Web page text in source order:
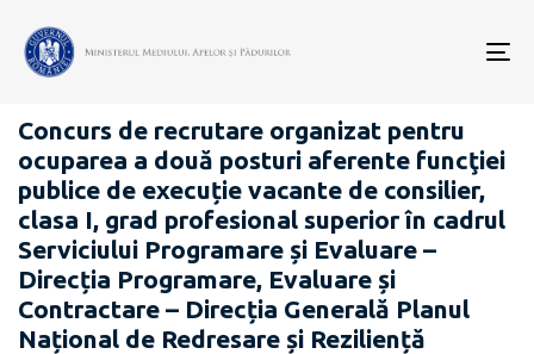
CARIERĂ
Concurs de recrutare organizat pentru
ocuparea a două posturi aferente funcţiei
publice de execuție vacante de consilier,
clasa I, grad profesional superior în cadrul
Serviciului Programare și Evaluare –
Direcția Programare, Evaluare și
Contractare – Direcția Generală Planul
Național de Redresare și Reziliență
publicării: